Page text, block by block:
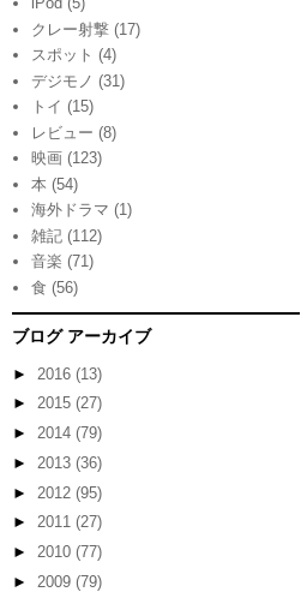
クレー射撃 (17)
スポット (4)
デジモノ (31)
トイ (15)
レビュー (8)
映画 (123)
本 (54)
海外ドラマ (1)
雑記 (112)
音楽 (71)
食 (56)
ブログ アーカイブ
► 2016 (13)
► 2015 (27)
► 2014 (79)
► 2013 (36)
► 2012 (95)
► 2011 (27)
► 2010 (77)
► 2009 (79)